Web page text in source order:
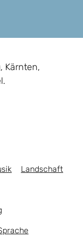
Kärnten,
Landschaft